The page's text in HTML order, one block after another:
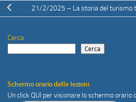
21/2/2025 – La storia del turismo
Cerca
Cerca
Schermo orario delle lezioni
Un click QUI per visionare lo schermo orario